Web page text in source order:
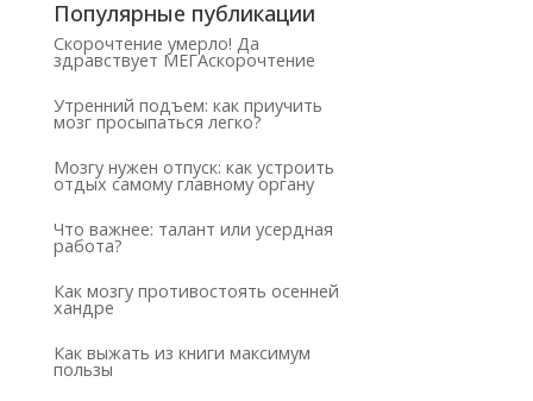
Популярные публикации
Скорочтение умерло! Да
здравствует МЕГАскорочтение
Утренний подъем: как приучить
мозг просыпаться легко?
Мозгу нужен отпуск: как устроить
отдых самому главному органу
Что важнее: талант или усердная
работа?
Как мозгу противостоять осенней
хандре
Как выжать из книги максимум
пользы